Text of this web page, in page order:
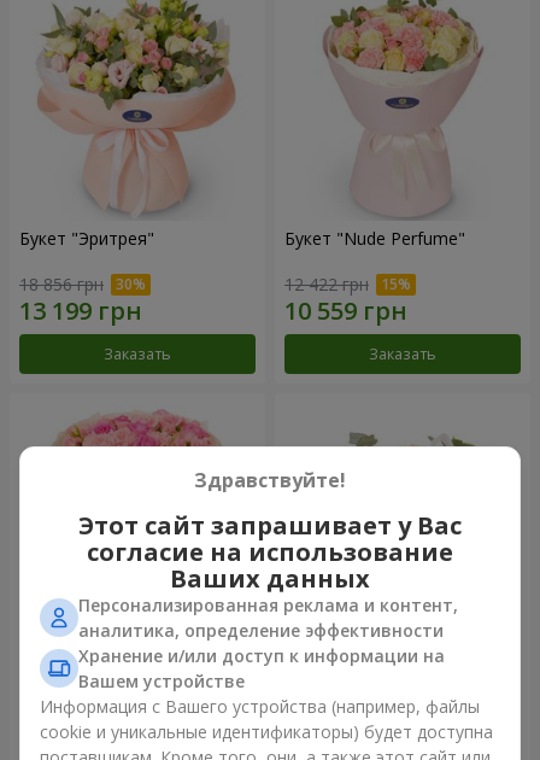
Букет "Эритрея"
18 856 грн
Заказать
Букет "Nude Perfume"
12 422 грн
Заказать
Букет "Розовая нежность"
17 799 грн
Композиция "Ностальжи"
31 941 грн
Здравствуйте!
Этот сайт запрашивает у Вас
согласие на использование
Ваших данных
Персонализированная реклама и контент,
аналитика, определение эффективности
Хранение и/или доступ к информации на
Вашем устройстве
Информация с Вашего устройства (например, файлы
cookie и уникальные идентификаторы) будет доступна